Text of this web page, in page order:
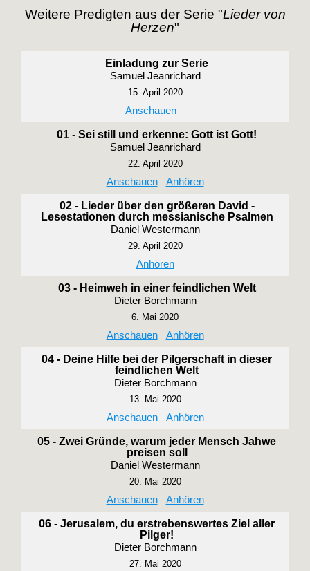
Weitere Predigten aus der Serie "Lieder von
Herzen"
Einladung zur Serie
Samuel Jeanrichard
15. April 2020
Anschauen
01 - Sei still und erkenne: Gott ist Gott!
Samuel Jeanrichard
22. April 2020
Anschauen Anhören
02 - Lieder über den größeren David -
Lesestationen durch messianische Psalmen
Daniel Westermann
29. April 2020
Anhören
03 - Heimweh in einer feindlichen Welt
Dieter Borchmann
6. Mai 2020
Anschauen Anhören
04 - Deine Hilfe bei der Pilgerschaft in dieser
feindlichen Welt
Dieter Borchmann
13. Mai 2020
Anschauen Anhören
05 - Zwei Gründe, warum jeder Mensch Jahwe
preisen soll
Daniel Westermann
20. Mai 2020
Anschauen Anhören
06 - Jerusalem, du erstrebenswertes Ziel aller
Pilger!
Dieter Borchmann
27. Mai 2020